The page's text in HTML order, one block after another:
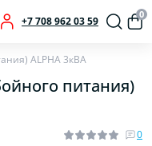
+7 708 962 03 59
0
ALPHA 3кВА
питания)
0